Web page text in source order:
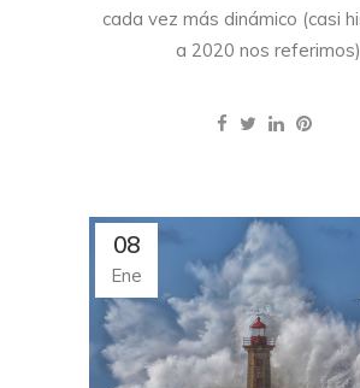
cada vez más dinámico (casi
a 2020 nos
08
Ene